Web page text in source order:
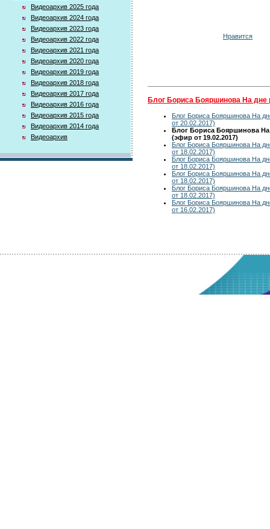
Видеоархив 2025 года
Видеоархив 2024 года
Видеоархив 2023 года
Видеоархив 2022 года
Видеоархив 2021 года
Видеоархив 2020 года
Видеоархив 2019 года
Видеоархив 2018 года
Видеоархив 2017 года
Видеоархив 2016 года
Видеоархив 2015 года
Видеоархив 2014 года
Видеоархив
Нравится
Блог Бориса Бояршинова На дне
Блог Бориса Бояршинова На
от 20.02.2017)
Блог Бориса Бояршинова На
(эфир от 19.02.2017)
Блог Бориса Бояршинова На
от 18.02.2017)
Блог Бориса Бояршинова На
от 18.02.2017)
Блог Бориса Бояршинова На
от 18.02.2017)
Блог Бориса Бояршинова На
от 18.02.2017)
Блог Бориса Бояршинова На
от 16.02.2017)